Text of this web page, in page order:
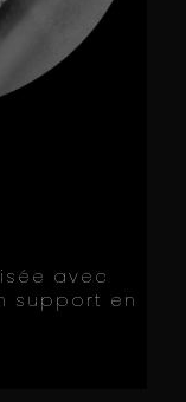
avec
support en